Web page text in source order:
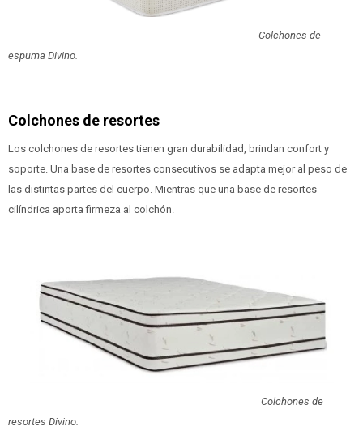
Colchones de
espuma Divino.
Colchones de resortes
Los colchones de resortes tienen gran durabilidad, brindan confort y
soporte. Una base de resortes consecutivos se adapta mejor al peso de
las distintas partes del cuerpo. Mientras que una base de resortes
cilíndrica aporta firmeza al colchón.
Colchones de
resortes Divino.